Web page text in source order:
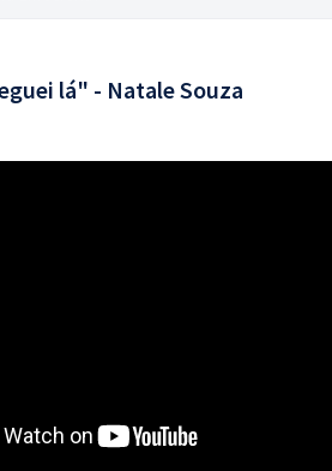
lá" - Natale Souza